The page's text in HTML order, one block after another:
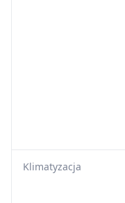
Klimatyzacja